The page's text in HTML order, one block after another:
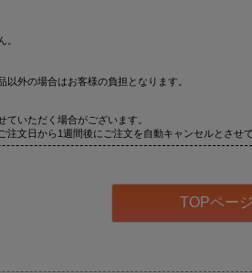
。
外の場合はお客様の負担となります。
いただく場合がございます。
文日から1週間後にご注文を自動キャンセルとさせ
TOPペー